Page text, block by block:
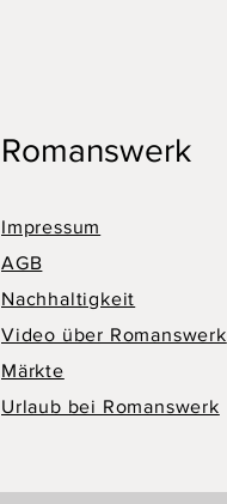
Romanswerk
Impressum
AGB
Nachhaltigkeit
Video über Romanswerk
Märkte
Urlaub bei Romanswerk